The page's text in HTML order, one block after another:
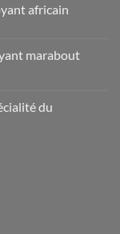
africain
marabout
du